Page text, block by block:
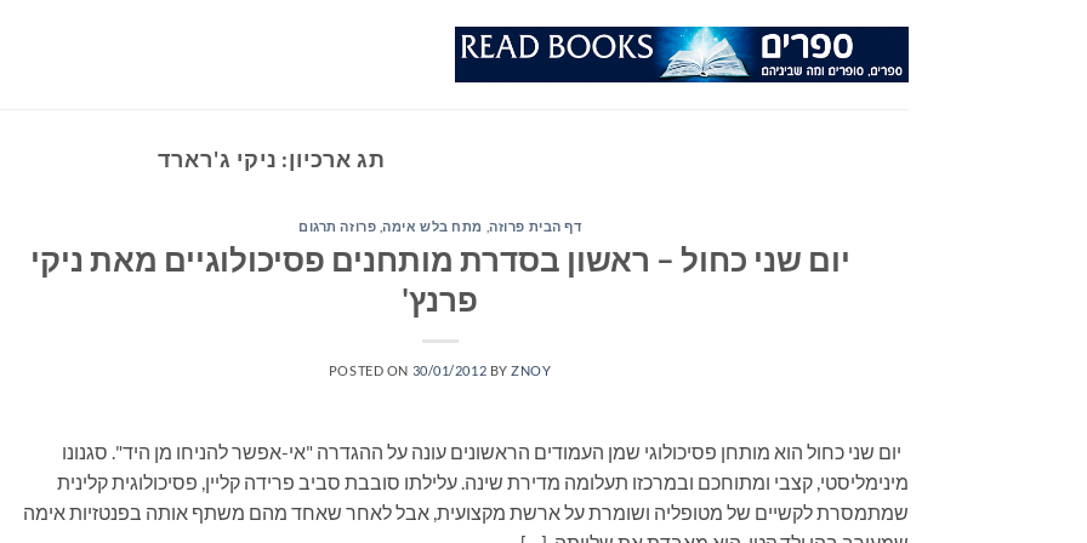
תג ארכיון: ניקי ג'רארד
דף הבית פרוזה, מתח בלש אימה, פרוזה תרגום
יום שני כחול – ראשון בסדרת מותחנים פסיכולוגיים מאת ניקי
פרנץ'
POSTED ON 30/01/2012 BYZNOY
יום שני כחול הוא מותחן פסיכולוגי שמן העמודים הראשונים עונה על ההגדרה "אי-אפשר להניחו מן היד". סגנונו
מינימליסטי, קצבי ומתוחכם ובמרכזו תעלומה מדירת שינה. עלילתו סובבת סביב פרידה קליין, פסיכולוגית קלינית
שמתמסרת לקשיים של מטופליה ושומרת על ארשת מקצועית, אבל לאחר שאחד מהם משתף אותה בפנטזיות אימה